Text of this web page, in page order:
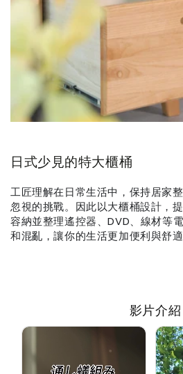
日式少見的特大櫃桶
工匠理解在日常生活中，保持居家
忽視的挑戰。因此以大櫃桶設計，
容納並整理遙控器、DVD、線材等
和混亂，讓你的生活更加便利與舒適
影片介紹